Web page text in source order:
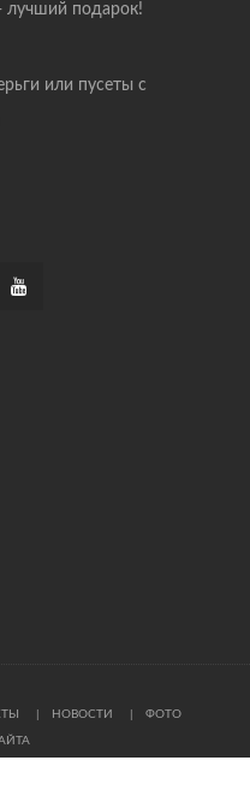
лучший подарок!
или пусеты с
НОВОСТИ ФОТО